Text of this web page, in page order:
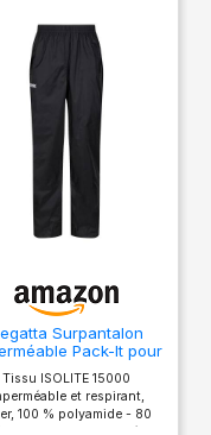
est léger et sa
Articles livrés
Homme
Surpantalon
Pack-It pour
à la Pluie
Tissu ISOLITE 15000
et respirant,
100 % polyamide - 80